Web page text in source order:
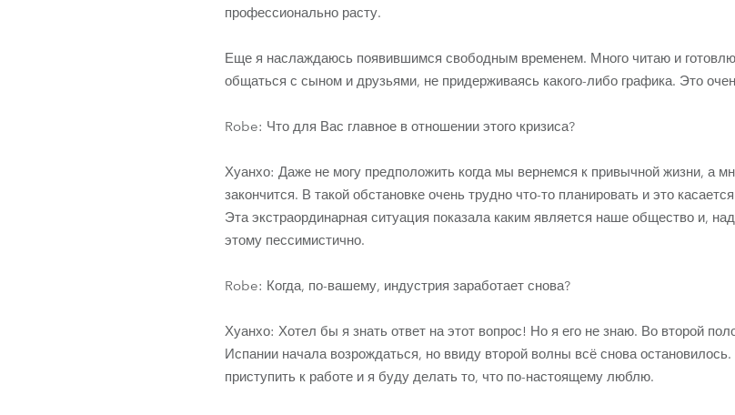
профессионально расту.
Еще я наслаждаюсь появившимся свободным временем. Много читаю и
общаться с сыном и друзьями, не придерживаясь какого-либо графика. Это
Robe: Что для Вас главное в отношении этого кризиса?
Хуанхо: Даже не могу предположить когда мы вернемся к привычной жизни, а
закончится. В такой обстановке очень трудно что-то планировать и это
Эта экстраординарная ситуация показала каким является наше общество и,
этому пессимистично.
Robe: Когда, по-вашему, индустрия заработает снова?
Хуанхо: Хотел бы я знать ответ на этот вопрос! Но я его не знаю. Во второй
Испании начала возрождаться, но ввиду второй волны всё снова
приступить к работе и я буду делать то, что по-настоящему люблю.